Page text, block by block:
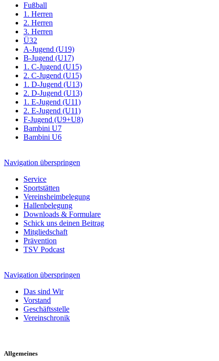
Fußball
1. Herren
2. Herren
3. Herren
Ü32
A-Jugend (U19)
B-Jugend (U17)
1. C-Jugend (U15)
2. C-Jugend (U15)
1. D-Jugend (U13)
2. D-Jugend (U13)
1. E-Jugend (U11)
2. E-Jugend (U11)
F-Jugend (U9+U8)
Bambini U7
Bambini U6
Navigation überspringen
Service
Sportstätten
Vereinsheimbelegung
Hallenbelegung
Downloads & Formulare
Schick uns deinen Beitrag
Mitgliedschaft
Prävention
TSV Podcast
Navigation überspringen
Das sind Wir
Vorstand
Geschäftsstelle
Vereinschronik
Allgemeines